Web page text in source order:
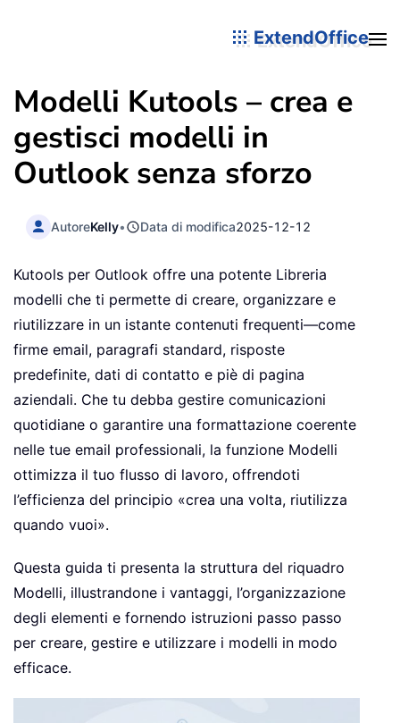
ExtendOffice
Modelli Kutools – crea e
gestisci modelli in
Outlook senza sforzo
AutoreKelly• Data di modifica2025-12-12
Kutools per Outlook offre una potente Libreria
modelli che ti permette di creare, organizzare e
riutilizzare in un istante contenuti frequenti—come
firme email, paragrafi standard, risposte
predefinite, dati di contatto e piè di pagina
aziendali. Che tu debba gestire comunicazioni
quotidiane o garantire una formattazione coerente
nelle tue email professionali, la funzione Modelli
ottimizza il tuo flusso di lavoro, offrendoti
l’efficienza del principio «crea una volta, riutilizza
quando vuoi».
Questa guida ti presenta la struttura del riquadro
Modelli, illustrandone i vantaggi, l’organizzazione
degli elementi e fornendo istruzioni passo passo
per creare, gestire e utilizzare i modelli in modo
efficace.